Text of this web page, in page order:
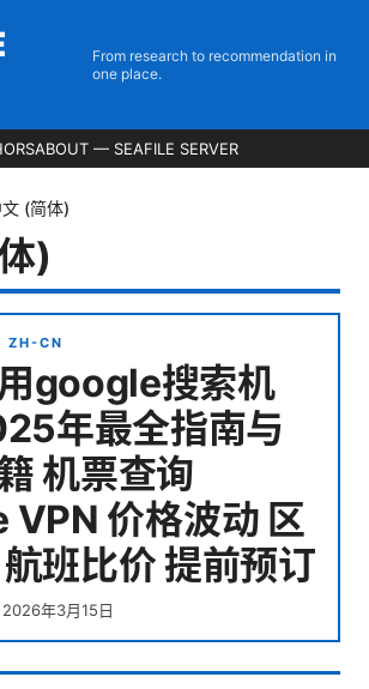
From research to recommendation in
one place.
ABOUT — SEAFILE SERVER
文 (简体)
)
ZH-CN
google搜索机
年最全指南与
机票查询
价格波动 区
班比价 提前预订
2026年3月15日